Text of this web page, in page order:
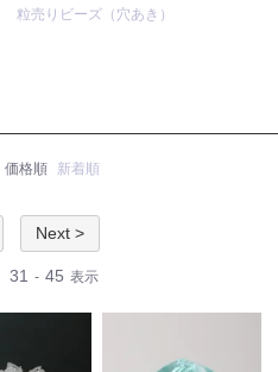
粒売りビーズ（穴あき）
価格順 新着順
Next >
31 - 45 表示